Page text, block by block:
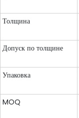
Толщина
Допуск по толщине
Упаковка
MOQ